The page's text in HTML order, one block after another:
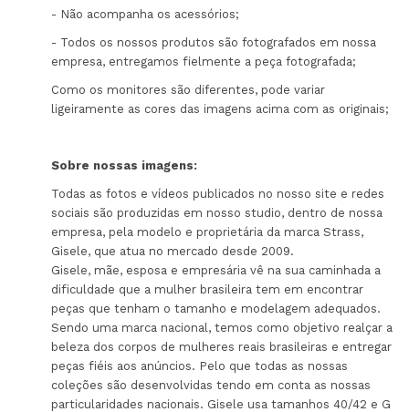
- Não acompanha os acessórios;
- Todos os nossos produtos são fotografados em nossa
empresa, entregamos fielmente a peça fotografada;
Como os monitores são diferentes, pode variar
ligeiramente as cores das imagens acima com as originais;
Sobre nossas imagens:
Todas as fotos e vídeos publicados no nosso site e redes
sociais são produzidas em nosso studio, dentro de nossa
empresa, pela modelo e proprietária da marca Strass,
Gisele, que atua no mercado desde 2009.
Gisele, mãe, esposa e empresária vê na sua caminhada a
dificuldade que a mulher brasileira tem em encontrar
peças que tenham o tamanho e modelagem adequados.
Sendo uma marca nacional, temos como objetivo realçar a
beleza dos corpos de mulheres reais brasileiras e entregar
peças fiéis aos anúncios. Pelo que todas as nossas
coleções são desenvolvidas tendo em conta as nossas
particularidades nacionais. Gisele usa tamanhos 40/42 e G